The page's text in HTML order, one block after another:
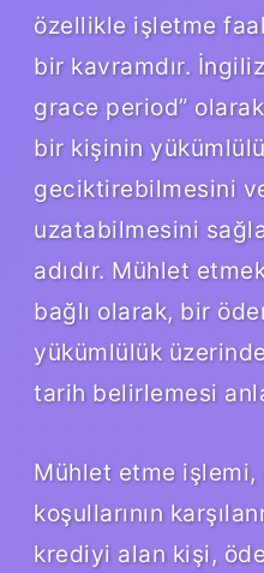
özellikle işletme
bir kavramdır.
grace period”
bir kişinin
geciktirebilmesini
uzatabilmesini
adıdır. Mühlet
bağlı olarak, bir
yükümlülük
tarih belirlemesi
Mühlet etme
koşullarının
krediyi alan kişi,